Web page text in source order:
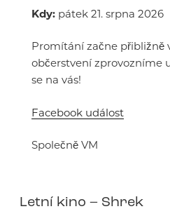
Kdy: pátek 21. srpna 2026
Promítání začne přibližně
občerstvení zprovozníme
se na vás!
Facebook událost
Společně VM
Letní kino – Shrek